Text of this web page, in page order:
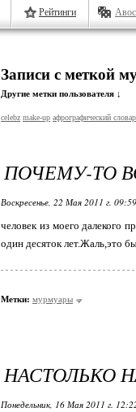
Рейтинги
Записи с меткой
Другие метки пользователя ↓
celebz make-up афрографический
ПОЧЕМУ-ТО
Воскресенье, 22 Мая 2011 г. 09:59
человек из моего далекого
один десяток лет.Жаль,это
Метки: мурмуары
НАСТОЛЬКО
Понедельник, 16 Мая 2011 г.